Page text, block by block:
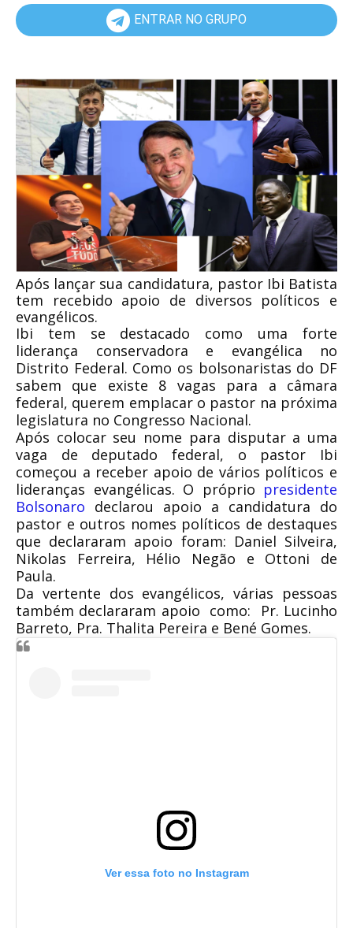
ENTRAR NO GRUPO
Após lançar sua candidatura, pastor Ibi Batista
tem recebido apoio de diversos políticos e
evangélicos.
Ibi tem se destacado como uma forte
liderança conservadora e evangélica no
Distrito Federal. Como os bolsonaristas do DF
sabem que existe 8 vagas para a câmara
federal, querem emplacar o pastor na próxima
legislatura no Congresso Nacional.
Após colocar seu nome para disputar a uma
vaga de deputado federal, o pastor Ibi
começou a receber apoio de vários políticos e
lideranças evangélicas. O próprio presidente
Bolsonaro declarou apoio a candidatura do
pastor e outros nomes políticos de destaques
que declararam apoio foram: Daniel Silveira,
Nikolas Ferreira, Hélio Negão e Ottoni de
Paula.
Da vertente dos evangélicos, várias pessoas
também declararam apoio como: Pr. Lucinho
Barreto, Pra. Thalita Pereira e Bené Gomes.
Ver essa foto no Instagram